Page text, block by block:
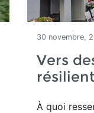
30 novembre,
Vers
À quoi